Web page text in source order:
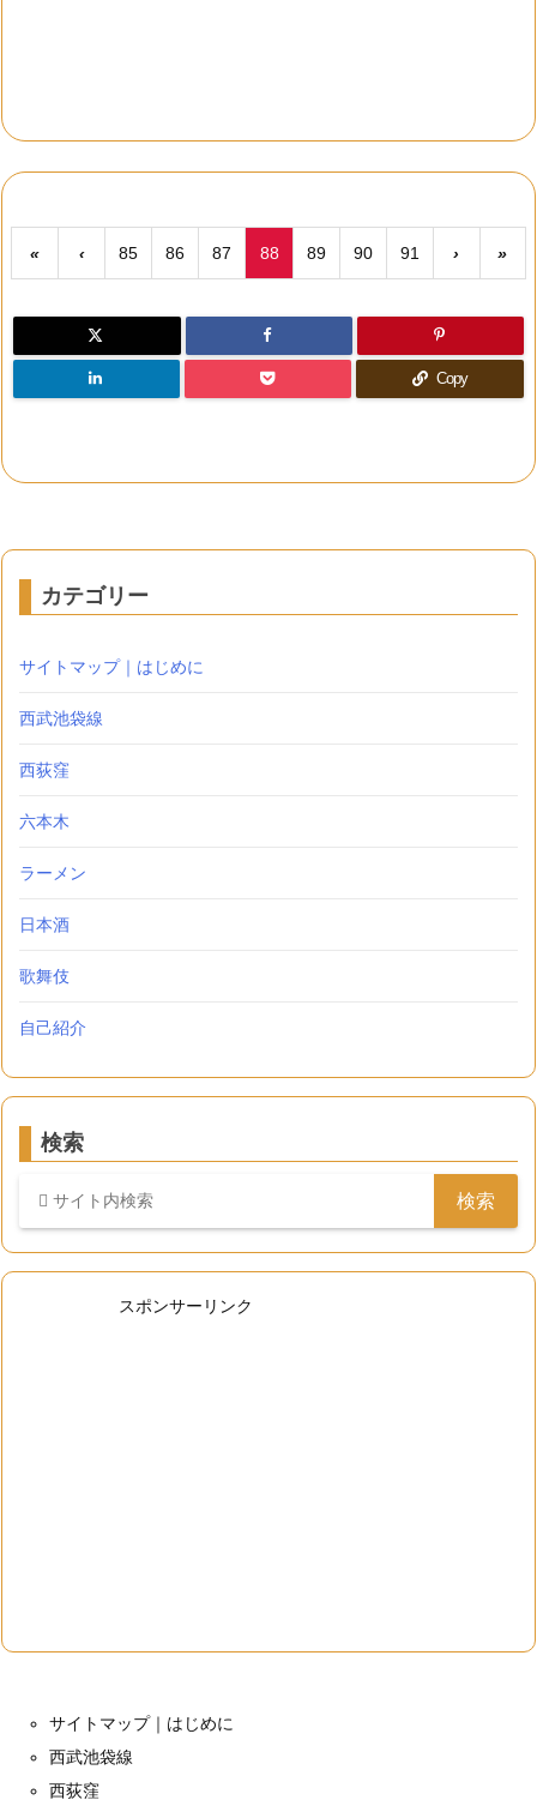
« ‹ 85 86 87 88 89 90 91 › »
Copy
カテゴリー
サイトマップ｜はじめに
西武池袋線
西荻窪
六本木
ラーメン
日本酒
歌舞伎
自己紹介
検索
スポンサーリンク
サイトマップ｜はじめに
西武池袋線
西荻窪